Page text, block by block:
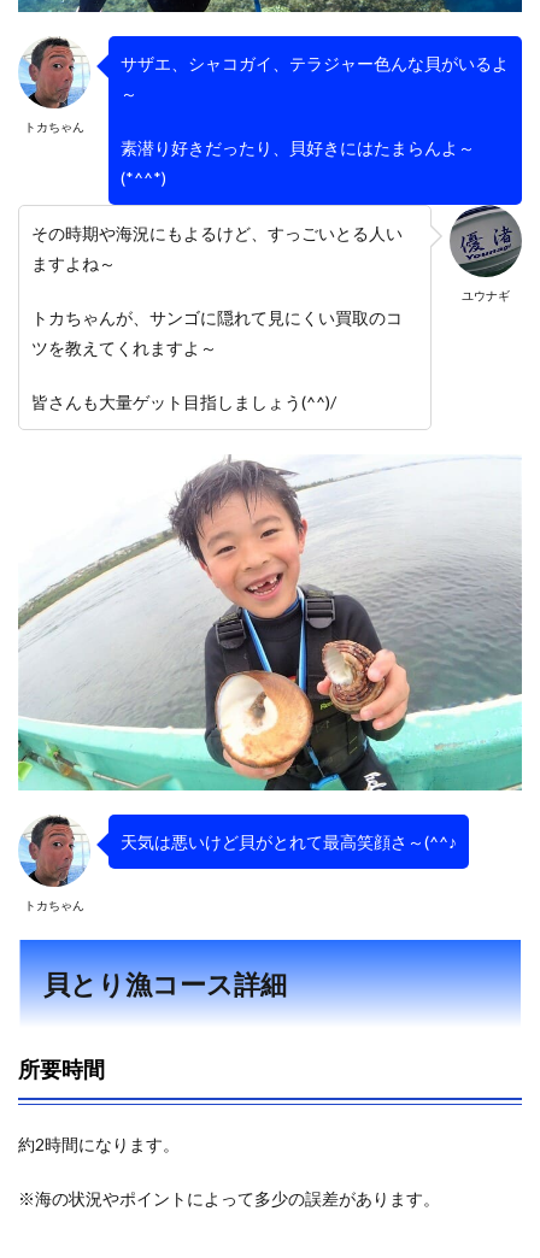
トカちゃん
サザエ、シャコガイ、テラジャー色んな貝がいるよ
～
素潜り好きだったり、貝好きにはたまらんよ～
(*^^*)
ユウナギ
その時期や海況にもよるけど、すっごいとる人い
ますよね～
トカちゃんが、サンゴに隠れて見にくい買取のコ
ツを教えてくれますよ～
皆さんも大量ゲット目指しましょう(^^)/
トカちゃん
天気は悪いけど貝がとれて最高笑顔さ～(^^♪
貝とり漁コース詳細
所要時間
約2時間になります。
※海の状況やポイントによって多少の誤差があります。